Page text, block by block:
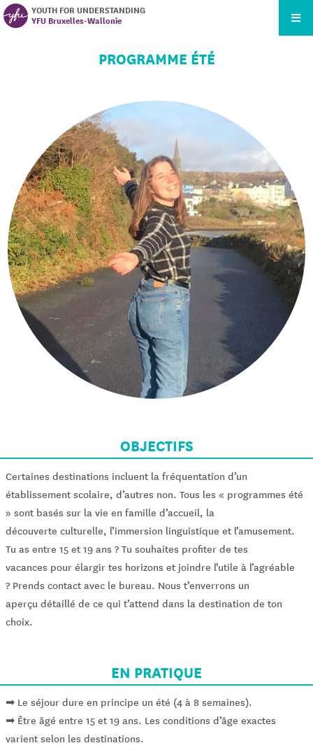
YOUTH FOR UNDERSTANDING
YFU Bruxelles-Wallonie
PROGRAMME ÉTÉ
OBJECTIFS
Certaines destinations incluent la fréquentation d’un
établissement scolaire, d’autres non. Tous les « programmes été
» sont basés sur la vie en famille d’accueil, la
découverte culturelle, l’immersion linguistique et l’amusement.
Tu as entre 15 et 19 ans ? Tu souhaites profiter de tes
vacances pour élargir tes horizons et joindre l’utile à l’agréable
? Prends contact avec le bureau. Nous t’enverrons un
aperçu détaillé de ce qui t’attend dans la destination de ton
choix.
EN PRATIQUE
➡ Le séjour dure en principe un été (4 à 8 semaines).
➡ Être âgé entre 15 et 19 ans. Les conditions d’âge exactes
varient selon les destinations.